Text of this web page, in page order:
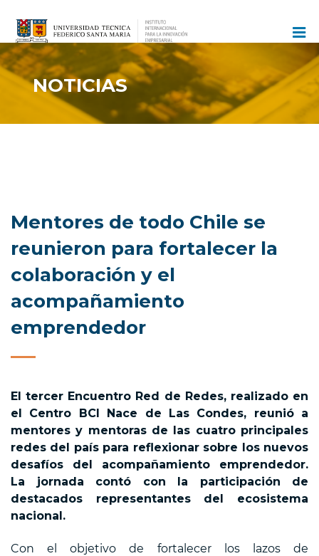
contenido
NOTICIAS
Mentores de todo Chile se
reunieron para fortalecer la
colaboración y el
acompañamiento
emprendedor
El tercer Encuentro Red de Redes, realizado en
el Centro BCI Nace de Las Condes, reunió a
mentores y mentoras de las cuatro principales
redes del país para reflexionar sobre los nuevos
desafíos del acompañamiento emprendedor.
La jornada contó con la participación de
destacados representantes del ecosistema
nacional.
Con el objetivo de fortalecer los lazos de